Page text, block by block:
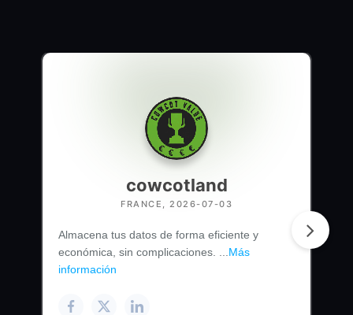
cowcotland
FRANCE, 2026-07-03
Almacena tus datos de forma eficiente y
económica, sin complicaciones. ... Más
información